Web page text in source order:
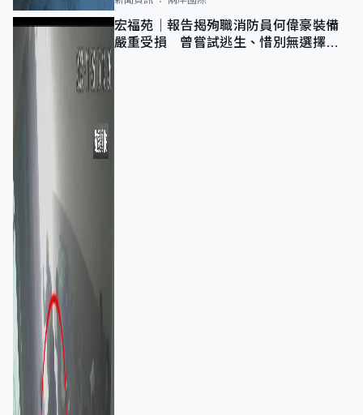
宏福苑｜報告揭殉職消防員何偉豪裝備
嚴重受損 曾嘗試逃生、惜別無選擇下